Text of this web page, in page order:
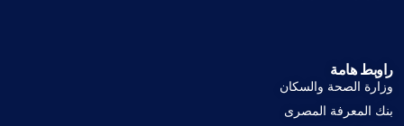
راوبط هامة
وزارة الصحة والسكان
بنك المعرفة المصرى